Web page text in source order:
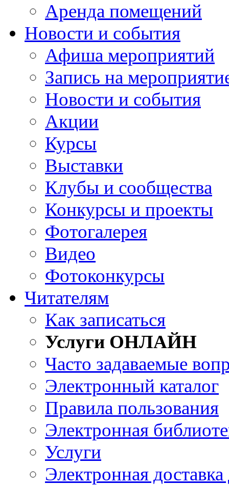
Аренда помещений
Новости и события
Афиша мероприятий
Запись на
Новости и события
Акции
Курсы
Выставки
Клубы и сообщества
Конкурсы и проекты
Фотогалерея
Видео
Фотоконкурсы
Читателям
Как записаться
Услуги ОНЛАЙН
Часто задаваемые
Электронный каталог
Правила пользования
Электронная
Услуги
Электронная